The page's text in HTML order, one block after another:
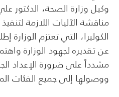
وكيل وزارة الصحة، الدكتور
مناقشة الآليات اللازمة
الكوليرا، التي تعتزم
عن تقديره لجهود الوزارة
مشدداً على ضرورة الإعداد
ووصولها إلى جميع الفئات